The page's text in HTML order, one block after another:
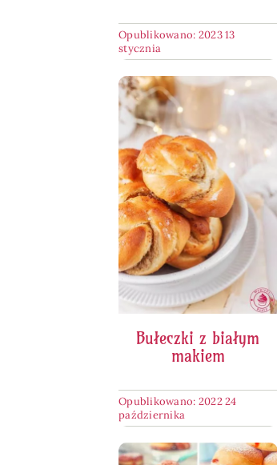
Opublikowano: 2023 13
stycznia
Bułeczki z białym
makiem
Opublikowano: 2022 24
października